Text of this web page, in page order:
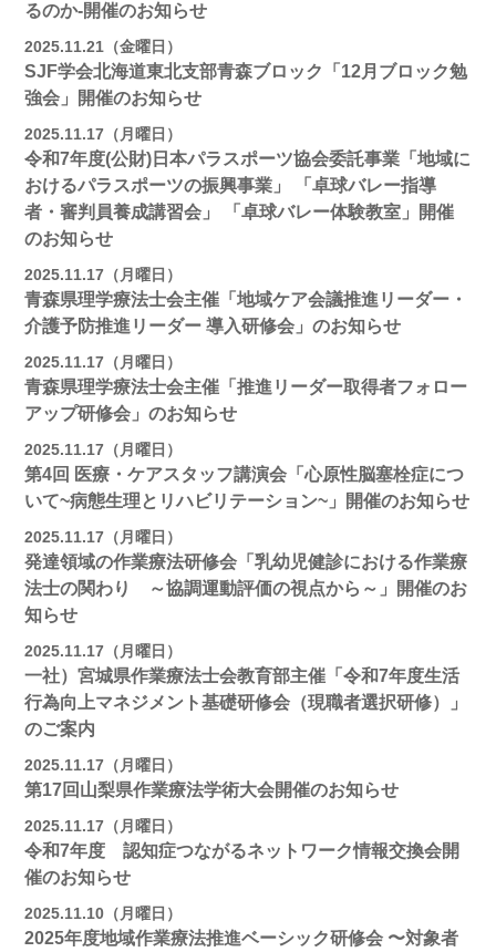
るのか-開催のお知らせ
2025.11.21（金曜日）
SJF学会北海道東北支部青森ブロック「12月ブロック勉
強会」開催のお知らせ
2025.11.17（月曜日）
令和7年度(公財)日本パラスポーツ協会委託事業「地域に
おけるパラスポーツの振興事業」 「卓球バレー指導
者・審判員養成講習会」 「卓球バレー体験教室」開催
のお知らせ
2025.11.17（月曜日）
青森県理学療法士会主催「地域ケア会議推進リーダー・
介護予防推進リーダー 導入研修会」のお知らせ
2025.11.17（月曜日）
青森県理学療法士会主催「推進リーダー取得者フォロー
アップ研修会」のお知らせ
2025.11.17（月曜日）
第4回 医療・ケアスタッフ講演会「心原性脳塞栓症につ
いて~病態生理とリハビリテーション~」開催のお知らせ
2025.11.17（月曜日）
発達領域の作業療法研修会「乳幼児健診における作業療
法士の関わり ～協調運動評価の視点から～」開催のお
知らせ
2025.11.17（月曜日）
一社）宮城県作業療法士会教育部主催「令和7年度生活
行為向上マネジメント基礎研修会（現職者選択研修）」
のご案内
2025.11.17（月曜日）
第17回山梨県作業療法学術大会開催のお知らせ
2025.11.17（月曜日）
令和7年度 認知症つながるネットワーク情報交換会開
催のお知らせ
2025.11.10（月曜日）
2025年度地域作業療法推進ベーシック研修会 〜対象者